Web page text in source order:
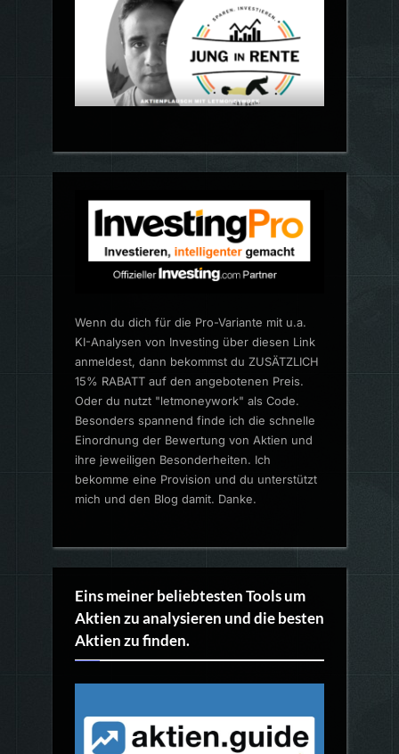
Wenn du dich für die Pro-Variante mit u.a.
KI-Analysen von Investing über diesen Link
anmeldest, dann bekommst du ZUSÄTZLICH
15% RABATT auf den angebotenen Preis.
Oder du nutzt "letmoneywork" als Code.
Besonders spannend finde ich die schnelle
Einordnung der Bewertung von Aktien und
ihre jeweiligen Besonderheiten. Ich
bekomme eine Provision und du unterstützt
mich und den Blog damit. Danke.
Eins meiner beliebtesten Tools um
Aktien zu analysieren und die besten
Aktien zu finden.